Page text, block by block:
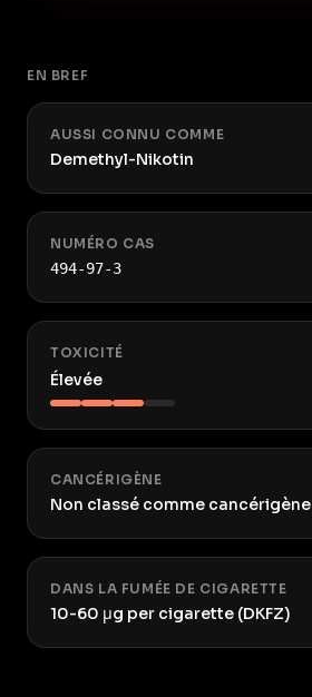
EN BREF
AUSSI CONNU COMME
Demethyl-Nikotin
NUMÉRO CAS
494-97-3
TOXICITÉ
Élevée
CANCÉRIGÈNE
Non classé comme cancérigène
DANS LA FUMÉE DE CIGARETTE
10-60 μg per cigarette (DKFZ)